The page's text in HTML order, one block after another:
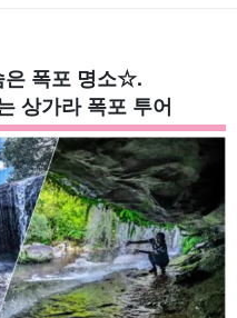
은 폭포 명소☆.
상가라 폭포 투어